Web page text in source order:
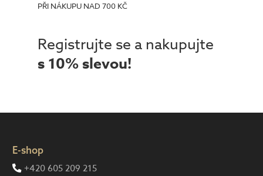
PŘI NÁKUPU NAD 700 KČ
Registrujte se a nakupujte
s 10% slevou!
E-shop
+420 605 209 215